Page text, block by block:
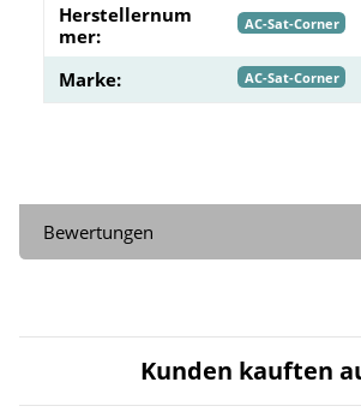
Herstellernum
mer:
AC-Sat-Corner
Marke: AC-Sat-Corner
Bewertungen
Kunden kauften